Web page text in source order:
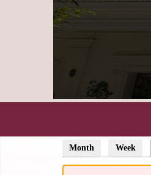
Primary tabs
Month Week